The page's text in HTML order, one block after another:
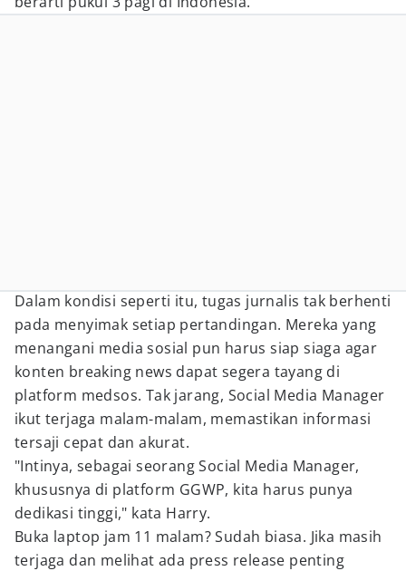
Dalam kondisi seperti itu, tugas jurnalis tak berhenti
pada menyimak setiap pertandingan. Mereka yang
menangani media sosial pun harus siap siaga agar
konten breaking news dapat segera tayang di
platform medsos. Tak jarang, Social Media Manager
ikut terjaga malam-malam, memastikan informasi
tersaji cepat dan akurat.
"Intinya, sebagai seorang Social Media Manager,
khususnya di platform GGWP, kita harus punya
dedikasi tinggi," kata Harry.
Buka laptop jam 11 malam? Sudah biasa. Jika masih
terjaga dan melihat ada press release penting